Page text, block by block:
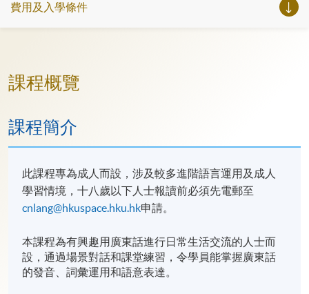
費用及入學條件
課程概覽
課程簡介
此課程專為成人而設，涉及較多進階語言運用及成人
學習情境，十八歲以下人士報讀前必須先電郵至
cnlang@hkuspace.hku.hk申請。
本課程為有興趣用廣東話進行日常生活交流的人士而
設，通過場景對話和課堂練習，令學員能掌握廣東話
的發音、詞彙運用和語意表達。